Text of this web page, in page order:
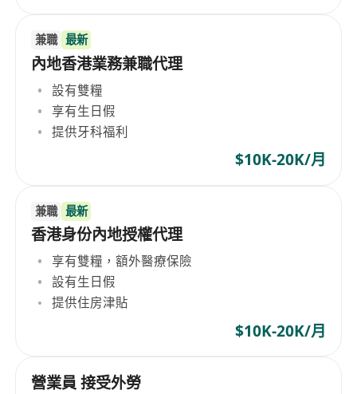
兼職 最新
內地香港業務兼職代理
設有雙糧
享有生日假
提供牙科福利
$10K-20K/月
兼職 最新
香港身份內地授權代理
享有雙糧，額外醫療保險
設有生日假
提供住房津貼
$10K-20K/月
營業員 接受外勞